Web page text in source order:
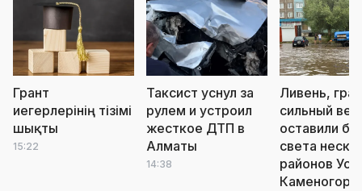
Грант
иегерлерінің тізімі
шықты
15:22
Таксист уснул за
рулем и устроил
жесткое ДТП в
Алматы
14:38
Ливень,
сильный
оставили
света
районов